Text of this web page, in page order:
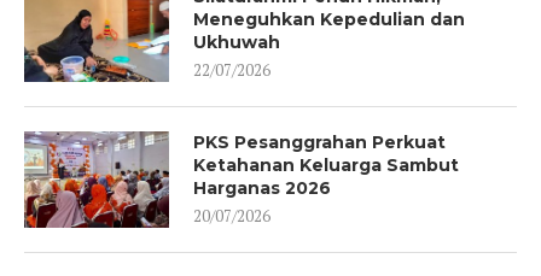
Meneguhkan Kepedulian dan
Ukhuwah
22/07/2026
PKS Pesanggrahan Perkuat
Ketahanan Keluarga Sambut
Harganas 2026
20/07/2026